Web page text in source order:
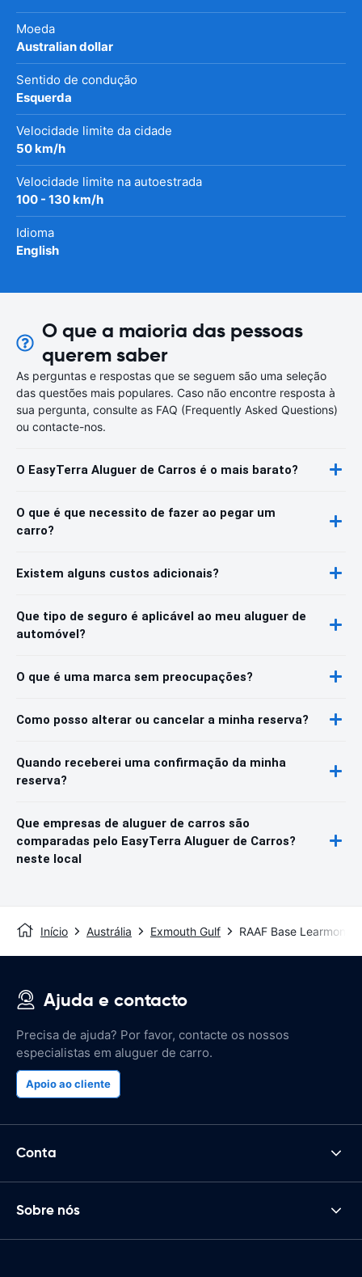
Moeda
Australian dollar
Sentido de condução
Esquerda
Velocidade limite da cidade
50 km/h
Velocidade limite na autoestrada
100 - 130 km/h
Idioma
English
O que a maioria das pessoas
querem saber
As perguntas e respostas que se seguem são uma seleção
das questões mais populares. Caso não encontre resposta à
sua pergunta, consulte as FAQ (Frequently Asked Questions)
ou contacte-nos.
O EasyTerra Aluguer de Carros é o mais barato?
O que é que necessito de fazer ao pegar um
carro?
Existem alguns custos adicionais?
Que tipo de seguro é aplicável ao meu aluguer de
automóvel?
O que é uma marca sem preocupações?
Como posso alterar ou cancelar a minha reserva?
Quando receberei uma confirmação da minha
reserva?
Que empresas de aluguer de carros são
comparadas pelo EasyTerra Aluguer de Carros?
neste local
Início Austrália Exmouth Gulf RAAF Base Learmonth
Ajuda e contacto
Precisa de ajuda? Por favor, contacte os nossos
especialistas em aluguer de carro.
Apoio ao cliente
Conta
Sobre nós